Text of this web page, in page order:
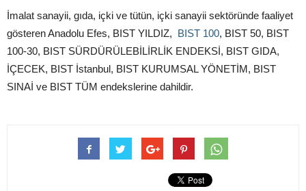
İmalat sanayii, gıda, içki ve tütün, içki sanayii sektöründe faaliyet
gösteren Anadolu Efes, BIST YILDIZ, BIST 100, BIST 50, BIST
100-30, BIST SÜRDÜRÜLEBİLİRLİK ENDEKSİ, BIST GIDA,
İÇECEK, BIST İstanbul, BIST KURUMSAL YÖNETİM, BIST
SINAİ ve BIST TÜM endekslerine dahildir.